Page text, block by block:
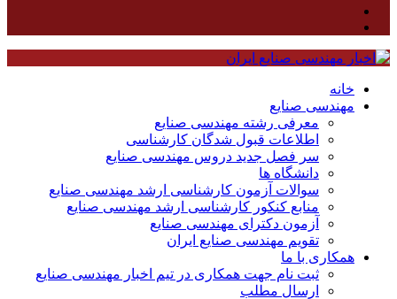
خانه
مهندسی صنایع
معرفی رشته مهندسی صنایع
اطلاعات قبول شدگان کارشناسی
سر فصل جدید دروس مهندسی صنایع
دانشگاه ها
سوالات آزمون کارشناسی ارشد مهندسی صنایع
منابع کنکور کارشناسی ارشد مهندسی صنایع
آزمون دکترای مهندسی صنایع
تقویم مهندسی صنایع ایران
همکاری با ما
ثبت نام جهت همکاری در تیم اخبار مهندسی صنایع
ارسال مطلب